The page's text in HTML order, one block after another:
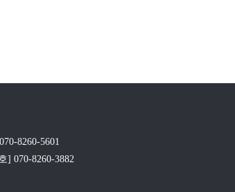
8260-5601
] 070-8260-3882